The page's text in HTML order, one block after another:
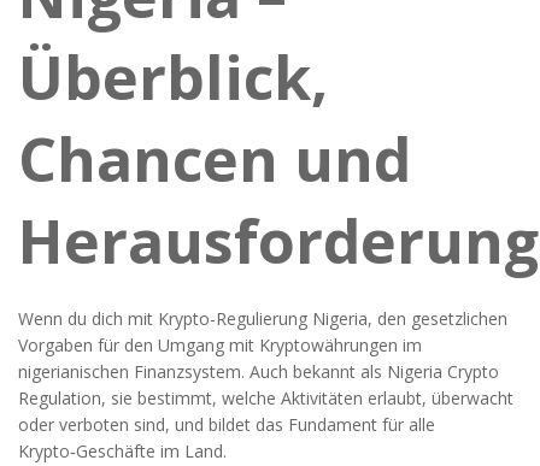
Überblick,
Chancen und
Wenn du dich mit Krypto-Regulierung Nigeria, den gesetzlichen
Vorgaben für den Umgang mit Kryptowährungen im
nigerianischen Finanzsystem. Auch bekannt als Nigeria Crypto
Regulation, sie bestimmt, welche Aktivitäten erlaubt, überwacht
oder verboten sind, und bildet das Fundament für alle
Krypto‑Geschäfte im Land.